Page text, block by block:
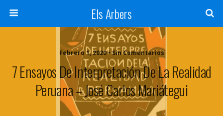
Els Arbers
Febrero 1, 2020 • Sin Comentarios
7 Ensayos De Interpretación De La Realidad
Peruana – José Carlos Mariátegui